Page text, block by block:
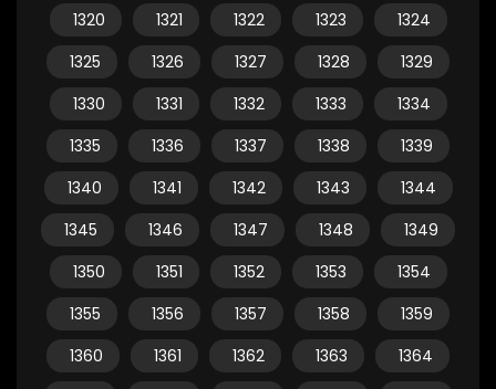
1320
1321 1322 1323
1324
1325
1326 1327 1328
1329
1330
1331 1332 1333
1334
1335
1336 1337 1338
1339
1340
1341 1342 1343
1344
1345
1346 1347 1348
1349
1350
1351 1352 1353
1354
1355
1356 1357 1358
1359
1360
1361 1362 1363
1364